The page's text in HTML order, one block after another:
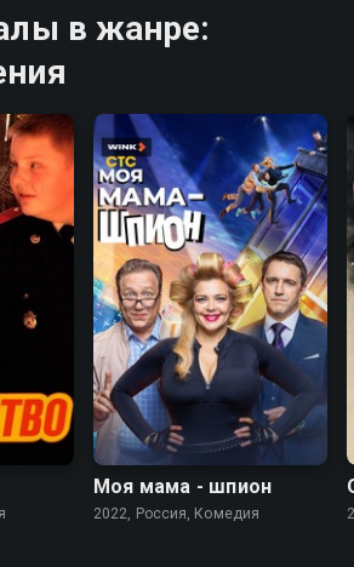
в жанре:
7.5
Моя мама - шпион
2022, Россия, Комедия